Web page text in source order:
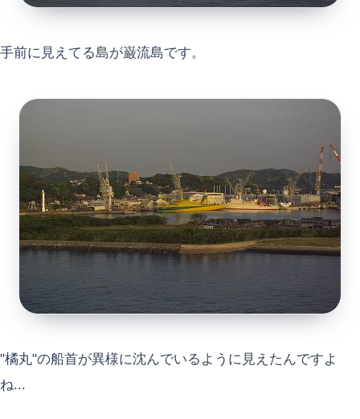
手前に見えてる島が巌流島です。
"橘丸"の船首が異様に沈んでいるように見えたんですよ
ね...